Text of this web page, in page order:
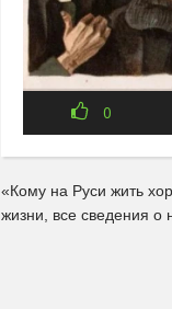
0
«Кому на Руси жить
жизни, все сведения о